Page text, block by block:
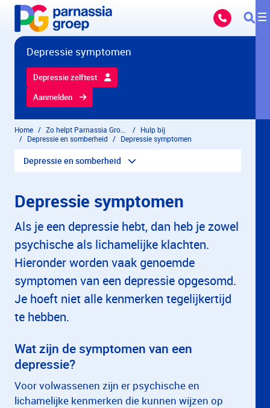
Overslaan en naar hoofdinhoud gaan
Depressie symptomen
Depressie zelftest
Aanmelden
Home
Hulp bij
Depressie en somberheid
Depressie symptomen
Depressie en somberheid
Depressie symptomen
Als je een depressie hebt, dan heb je zowel
psychische als lichamelijke klachten.
Hieronder worden vaak genoemde
symptomen van een depressie opgesomd.
Je hoeft niet alle kenmerken tegelijkertijd
te hebben.
Wat zijn de symptomen van een
depressie?
Voor volwassenen zijn er psychische en
lichamelijke kenmerken die kunnen wijzen op